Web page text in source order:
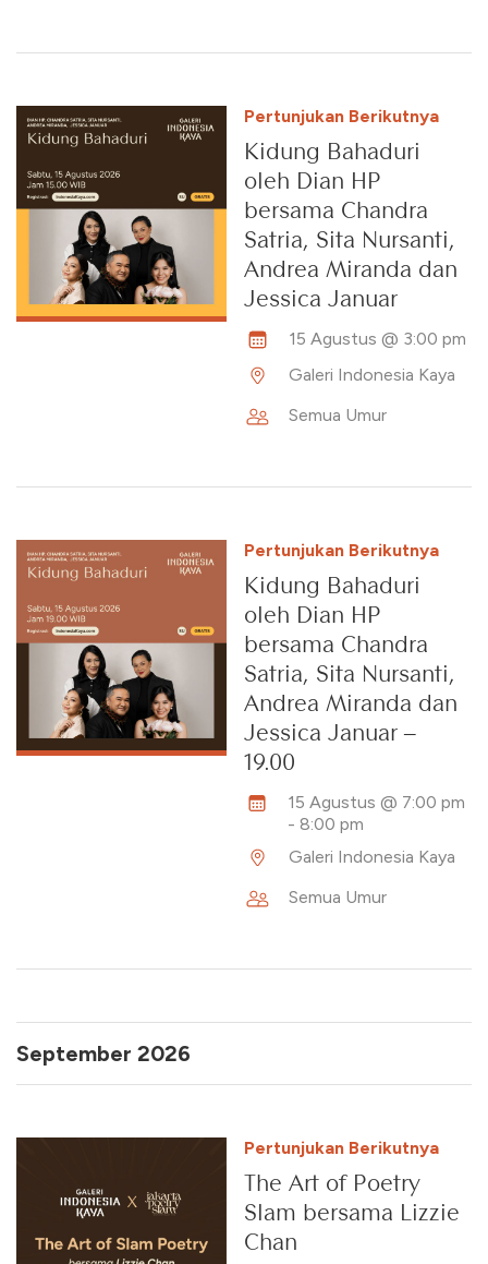
Pertunjukan Berikutnya
Kidung Bahaduri
oleh Dian HP
bersama Chandra
Satria, Sita Nursanti,
Andrea Miranda dan
Jessica Januar
15 Agustus @ 3:00 pm
Galeri Indonesia Kaya
Semua Umur
Pertunjukan Berikutnya
Kidung Bahaduri
oleh Dian HP
bersama Chandra
Satria, Sita Nursanti,
Andrea Miranda dan
Jessica Januar –
19.00
15 Agustus @ 7:00 pm
- 8:00 pm
Galeri Indonesia Kaya
Semua Umur
September 2026
Pertunjukan Berikutnya
The Art of Poetry
Slam bersama Lizzie
Chan